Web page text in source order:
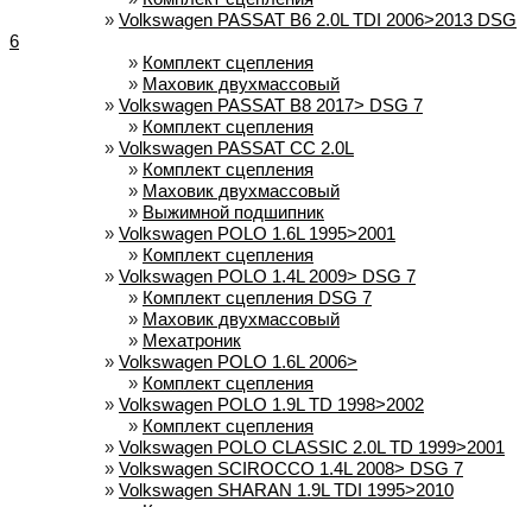
» Volkswagen PASSAT B6 2.0L TDI 2006>2013 DSG
6
» Комплект сцепления
» Маховик двухмассовый
» Volkswagen PASSAT B8 2017> DSG 7
» Комплект сцепления
» Volkswagen PASSAT CC 2.0L
» Комплект сцепления
» Маховик двухмассовый
» Выжимной подшипник
» Volkswagen POLO 1.6L 1995>2001
» Комплект сцепления
» Volkswagen POLO 1.4L 2009> DSG 7
» Комплект сцепления DSG 7
» Маховик двухмассовый
» Мехатроник
» Volkswagen POLO 1.6L 2006>
» Комплект сцепления
» Volkswagen POLO 1.9L TD 1998>2002
» Комплект сцепления
» Volkswagen POLO CLASSIC 2.0L TD 1999>2001
» Volkswagen SCIROCCO 1.4L 2008> DSG 7
» Volkswagen SHARAN 1.9L TDI 1995>2010